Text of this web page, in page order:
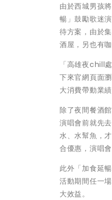
由於西城男孩
暢」鼓勵歌迷
待方案，由於
酒屋，另也有
「高雄夜chill
下來官網頁面
大消費帶動業
除了夜間餐酒
演唱會前就先
水、水幫魚，
合優惠，演唱
此外「加食延
活動期間任一
大效益。